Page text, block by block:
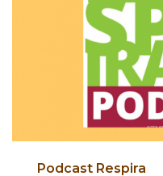
Podcast Respira